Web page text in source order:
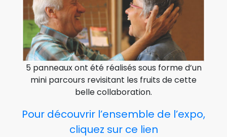
5 panneaux ont été réalisés sous forme d’un
mini parcours revisitant les fruits de cette
belle collaboration.
Pour découvrir l’ensemble de l’expo,
cliquez sur ce lien